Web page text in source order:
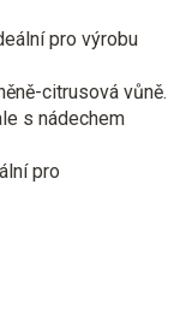
pro výrobu
citrusová vůně.
s nádechem
pro